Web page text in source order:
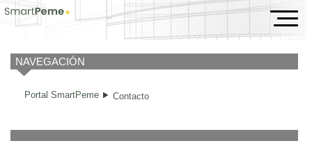
Contacto
NAVEGACIÓN
Portal SmartPeme Contacto